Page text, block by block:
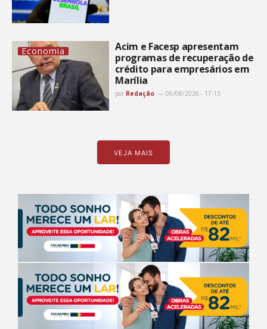
Economia
Acim e Facesp apresentam
programas de recuperação de
crédito para empresários em
Marília
por Redação 06/08/2026 - 17:13
VEJA MAIS